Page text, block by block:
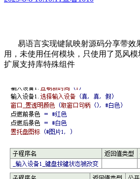
易语言实现键鼠映射源码分享带效
用， 未使用任何模块，只使用了觅风模
扩展支持库特殊组件